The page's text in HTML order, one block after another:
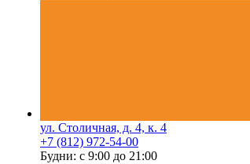
ул. Столичная, д. 4, к. 4
+7 (812) 972-54-00
Будни: с 9:00 до 21:00